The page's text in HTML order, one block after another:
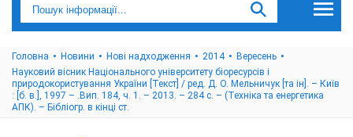
Головна Новини Нові надходження 2014
Вересень
Науковий вісник Національного університету біоресурсів і
природокористування України [Текст] / ред. Д. О. Мельничук [та ін]. – Київ
: [б. в.], 1997 – .Вип. 184, ч. 1. – 2013. – 284 с. – (Техніка та енергетика
АПК). – Бібліогр. в кінці ст.